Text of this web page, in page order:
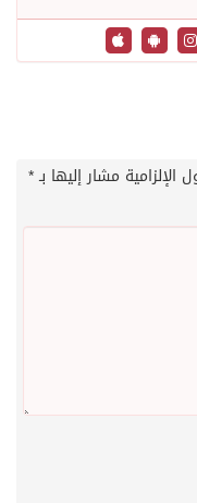
الإلزامية مشار إليها بـ*